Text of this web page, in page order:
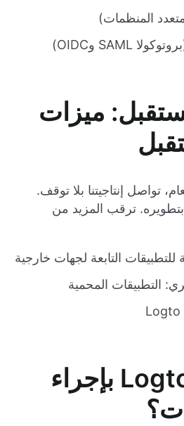
المنظمات)
ميزات
تواصل إنتاجيتنا بلا توقف.
ترقب المزيد من
التطبيقات المحمية
لماذا يقوم Logto بإجراء